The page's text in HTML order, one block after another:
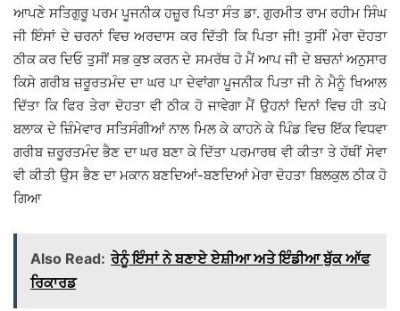
ਆਪਣੇ ਸਤਿਗੁਰੂ ਪਰਮ ਪੂਜਨੀਕ ਹਜ਼ੂਰ ਪਿਤਾ ਸੰਤ ਡਾ. ਗੁਰਮੀਤ ਰਾਮ ਰਹੀਮ ਸਿੰਘ
ਜੀ ਇੰਸਾਂ ਦੇ ਚਰਨਾਂ ਵਿਚ ਅਰਦਾਸ ਕਰ ਦਿੱਤੀ ਕਿ ਪਿਤਾ ਜੀ! ਤੁਸੀਂ ਮੇਰਾ ਦੋਹਤਾ
ਠੀਕ ਕਰ ਦਿਓ ਤੁਸੀਂ ਸਭ ਕੁਝ ਕਰਨ ਦੇ ਸਮਰੱਥ ਹੋ ਮੈਂ ਆਪ ਜੀ ਦੇ ਬਚਨਾਂ ਅਨੁਸਾਰ
ਕਿਸੇ ਗਰੀਬ ਜ਼ਰੂਰਤਮੰਦ ਦਾ ਘਰ ਪਾ ਦੇਵਾਂਗਾ ਪੂਜਨੀਕ ਪਿਤਾ ਜੀ ਨੇ ਮੈਨੂੰ ਖਿਆਲ
ਦਿੱਤਾ ਕਿ ਫਿਰ ਤੇਰਾ ਦੋਹਤਾ ਵੀ ਠੀਕ ਹੋ ਜਾਵੇਗਾ ਮੈਂ ਉਹਨਾਂ ਦਿਨਾਂ ਵਿਚ ਹੀ ਤਪੇ
ਬਲਾਕ ਦੇ ਜ਼ਿੰਮੇਵਾਰ ਸਤਿਸੰਗੀਆਂ ਨਾਲ ਮਿਲ ਕੇ ਕਾਹਨੇ ਕੇ ਪਿੰਡ ਵਿਚ ਇੱਕ ਵਿਧਵਾ
ਗਰੀਬ ਜ਼ਰੂਰਤਮੰਦ ਭੈਣ ਦਾ ਘਰ ਬਣਾ ਕੇ ਦਿੱਤਾ ਪਰਮਾਰਥ ਵੀ ਕੀਤਾ ਤੇ ਹੱਥੀਂ ਸੇਵਾ
ਵੀ ਕੀਤੀ ਉਸ ਭੈਣ ਦਾ ਮਕਾਨ ਬਣਦਿਆਂ-ਬਣਦਿਆਂ ਮੇਰਾ ਦੋਹਤਾ ਬਿਲਕੁਲ ਠੀਕ ਹੋ
ਗਿਆ
Also Read: ਰੇਨੂੰ ਇੰਸਾਂ ਨੇ ਬਣਾਏ ਏਸ਼ੀਆ ਅਤੇ ਇੰਡੀਆ ਬੁੱਕ ਆੱਫ
ਰਿਕਾਰਡ